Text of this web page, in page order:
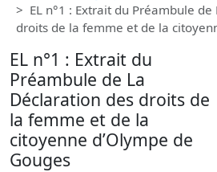
EL n°1 : Extrait du Préambule
droits de la femme et de la
EL n°1 : Extrait du
Préambule de La
Déclaration des droits de
la femme et de la
citoyenne d’Olympe de
Gouges